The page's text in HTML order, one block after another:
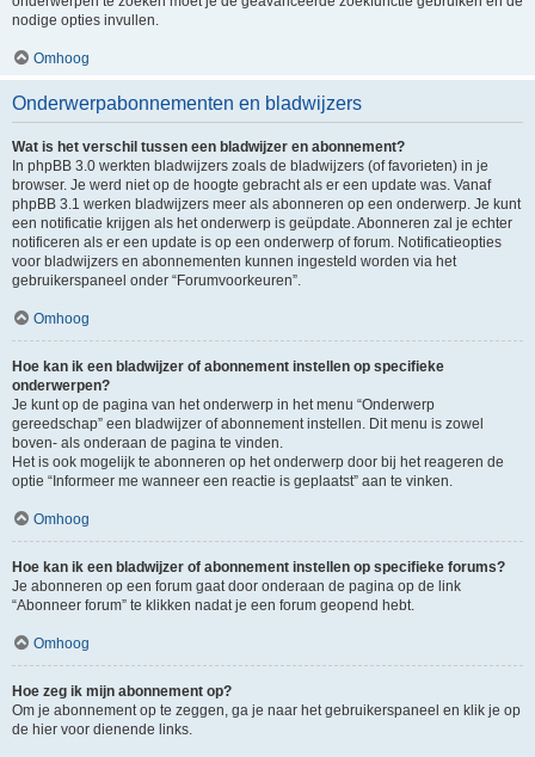
nodige opties invullen.
Omhoog
Onderwerpabonnementen en bladwijzers
Wat is het verschil tussen een bladwijzer en abonnement?
In phpBB 3.0 werkten bladwijzers zoals de bladwijzers (of favorieten) in je
browser. Je werd niet op de hoogte gebracht als er een update was. Vanaf
phpBB 3.1 werken bladwijzers meer als abonneren op een onderwerp. Je kunt
een notificatie krijgen als het onderwerp is geüpdate. Abonneren zal je echter
notificeren als er een update is op een onderwerp of forum. Notificatieopties
voor bladwijzers en abonnementen kunnen ingesteld worden via het
gebruikerspaneel onder “Forumvoorkeuren”.
Omhoog
Hoe kan ik een bladwijzer of abonnement instellen op specifieke
onderwerpen?
Je kunt op de pagina van het onderwerp in het menu “Onderwerp
gereedschap” een bladwijzer of abonnement instellen. Dit menu is zowel
boven- als onderaan de pagina te vinden.
Het is ook mogelijk te abonneren op het onderwerp door bij het reageren de
optie “Informeer me wanneer een reactie is geplaatst” aan te vinken.
Omhoog
Hoe kan ik een bladwijzer of abonnement instellen op specifieke forums?
Je abonneren op een forum gaat door onderaan de pagina op de link
“Abonneer forum” te klikken nadat je een forum geopend hebt.
Omhoog
Hoe zeg ik mijn abonnement op?
Om je abonnement op te zeggen, ga je naar het gebruikerspaneel en klik je op
de hier voor dienende links.